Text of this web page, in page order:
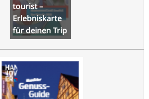
tourist –
Erlebniskarte
für deinen Trip